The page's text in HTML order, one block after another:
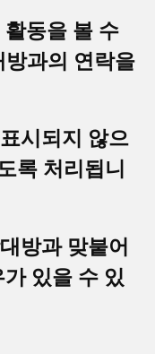
동을 볼 수
과의 연락을
시되지 않으
록 처리됩니
방과 맞붙어
있을 수 있